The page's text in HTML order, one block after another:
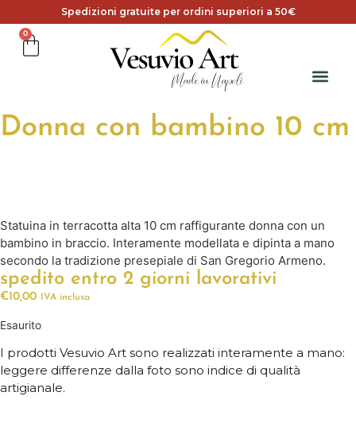
Spedizioni gratuite per ordini superiori a 50€
0
Donna con bambino 10 cm
Statuina in terracotta alta 10 cm raffigurante donna con un
bambino in braccio. Interamente modellata e dipinta a mano
secondo la tradizione presepiale di San Gregorio Armeno.
spedito entro 2 giorni lavorativi
€10,00 IVA inclusa
Esaurito
I prodotti Vesuvio Art sono realizzati interamente a mano:
leggere differenze dalla foto sono indice di qualità
artigianale.